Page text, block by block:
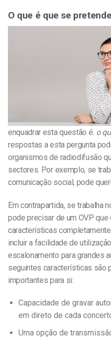
O que é que se
enquadrar esta questão é: o
respostas a esta pergunta
organismos de radiodifusão
sectores. Por exemplo, se
comunicação social, pode
Em contrapartida, se trabalha
pode precisar de um OVP
características
incluir a facilidade de
escalonamento para grandes
seguintes características são
importantes para si:
Capacidade de gravar
em direto de cada
Uma opção de